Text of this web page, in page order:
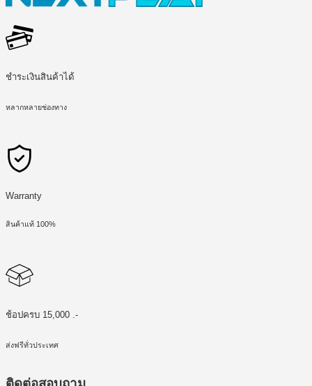
ชำระเงินสินค้าได้
หลากหลายช่องทาง
Warranty
สินค้าแท้ 100%
ช้อปครบ 15,000 .-
ส่งฟรีทั่วประเทศ